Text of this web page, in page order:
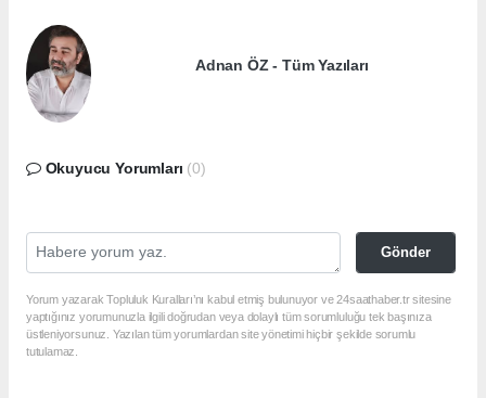
Adnan ÖZ - Tüm Yazıları
Okuyucu Yorumları (0)
Gönder
Yorum yazarak Topluluk Kuralları’nı kabul etmiş bulunuyor ve 24saathaber.tr sitesine
yaptığınız yorumunuzla ilgili doğrudan veya dolaylı tüm sorumluluğu tek başınıza
üstleniyorsunuz. Yazılan tüm yorumlardan site yönetimi hiçbir şekilde sorumlu
tutulamaz.